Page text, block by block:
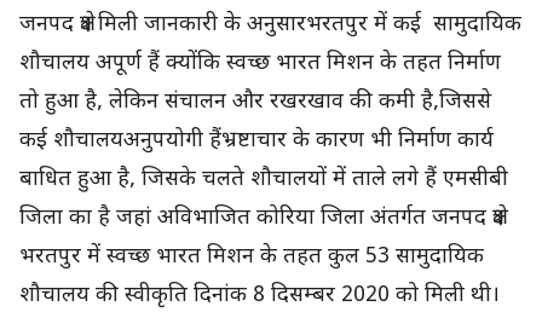
जनपद क्षेत्र मिली जानकारी के अनुसारभरतपुर में कई सामुदायिक
शौचालय अपूर्ण हैं क्योंकि स्वच्छ भारत मिशन के तहत निर्माण
तो हुआ है, लेकिन संचालन और रखरखाव की कमी है,जिससे
कई शौचालयअनुपयोगी हैंभ्रष्टाचार के कारण भी निर्माण कार्य
बाधित हुआ है, जिसके चलते शौचालयों में ताले लगे हैं एमसीबी
जिला का है जहां अविभाजित कोरिया जिला अंतर्गत जनपद क्षेत्र
भरतपुर में स्वच्छ भारत मिशन के तहत कुल 53 सामुदायिक
शौचालय की स्वीकृति दिनांक 8 दिसम्बर 2020 को मिली थी।